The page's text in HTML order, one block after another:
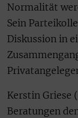
Normalität
Sein
Diskussion in
Kerstin Griese
Beratungen